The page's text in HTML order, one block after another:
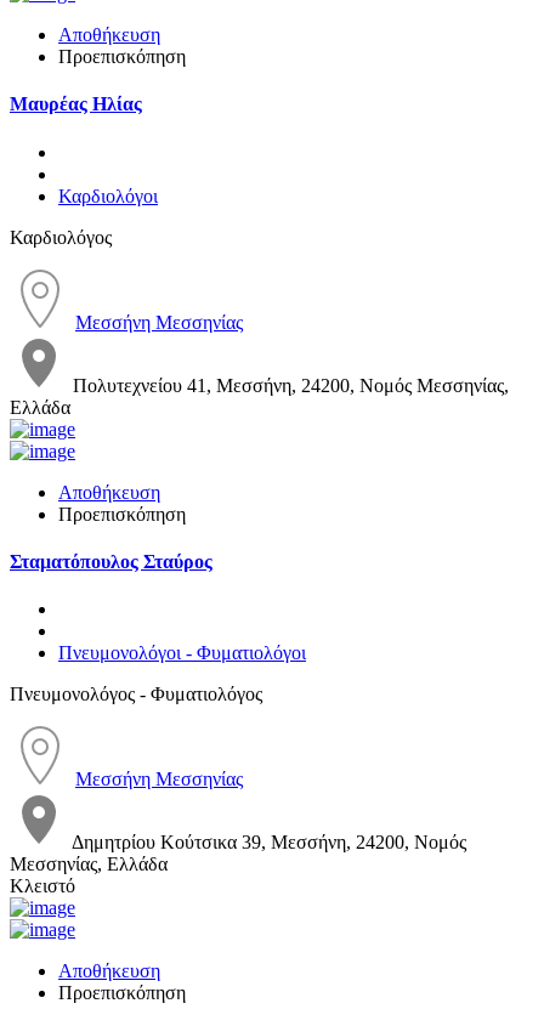
Αποθήκευση
Προεπισκόπηση
Μαυρέας Ηλίας
Καρδιολόγοι
Καρδιολόγος
Μεσσήνη Μεσσηνίας
Πολυτεχνείου 41, Μεσσήνη, 24200, Νομός Μεσσηνίας,
Ελλάδα
Αποθήκευση
Προεπισκόπηση
Σταματόπουλος Σταύρος
Πνευμονολόγοι - Φυματιολόγοι
Πνευμονολόγος - Φυματιολόγος
Μεσσήνη Μεσσηνίας
Δημητρίου Κούτσικα 39, Μεσσήνη, 24200, Νομός
Μεσσηνίας, Ελλάδα
Κλειστό
Αποθήκευση
Προεπισκόπηση